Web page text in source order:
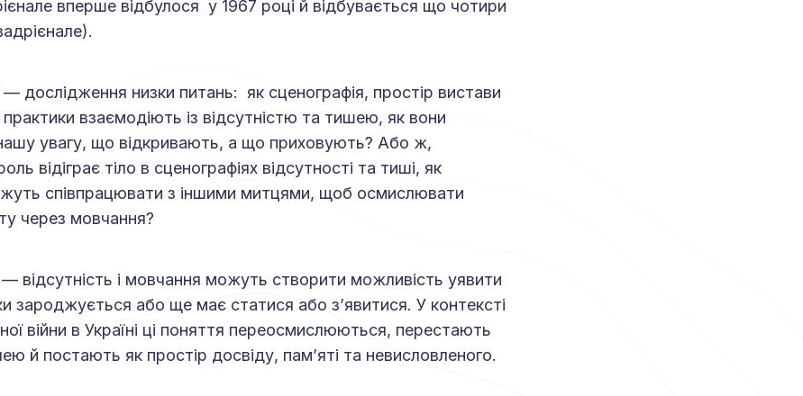
вперше відбулося у 1967 році й відбувається що чотири
— дослідження низки питань: як сценографія, простір вистави
практики взаємодіють із відсутністю та тишею, як вони
увагу, що відкривають, а що приховують? Або ж,
відіграє тіло в сценографіях відсутності та тиші, як
співпрацювати з іншими митцями, щоб осмислювати
через мовчання?
відсутність і мовчання можуть створити можливість уявити
зароджується або ще має статися або з’явитися. У контексті
війни в Україні ці поняття переосмислюються, перестають
й постають як простір досвіду, пам’яті та невисловленого.